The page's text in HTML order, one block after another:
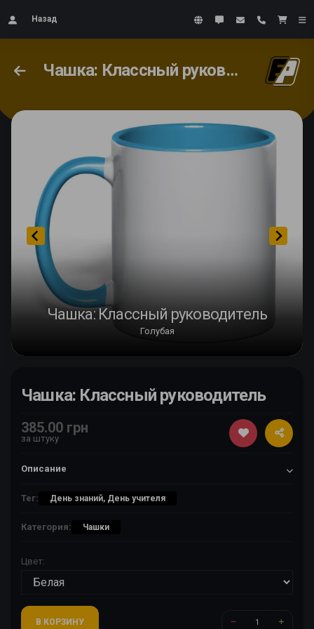
Назад
Чашка: Классный руководитель
Чашка: Классный руководитель
Голубая
Чашка: Классный руководитель
385.00 грн
за штуку
Описание
Тег: День знаний, День учителя
Категория: Чашки
Цвет:
В КОРЗИНУ